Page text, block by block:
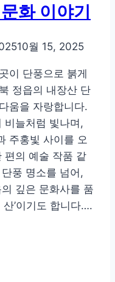
화 이야기
10월 15, 2025
이 단풍으로 붉게
정읍의 내장산 단
움을 자랑합니다.
비늘처럼 빛나며,
주홍빛 사이를 오
편의 예술 작품 같
풍 명소를 넘어,
깊은 문화사를 품
산’이기도 합니다….